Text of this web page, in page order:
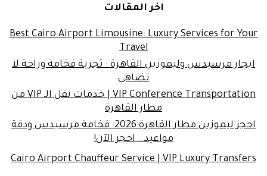
اخر المقالات
Best Cairo Airport Limousine: Luxury Services for Your
Travel
ايجار مرسيدس وليموزين القاهرة : تجربة فخامة وراحة لا
تضاهى
VIP Conference Transportation | خدمات نقل الـ VIP من
مطار القاهرة
احجز ليموزين مطار القاهرة 2026: فخامة مرسيدس ودقة
مواعيد.. احجز الآن!
Cairo Airport Chauffeur Service | VIP Luxury Transfers